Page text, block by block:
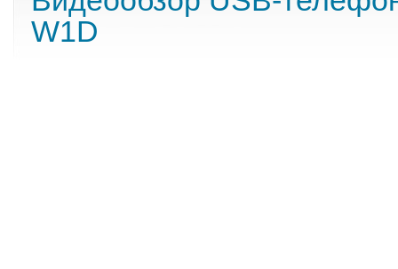
W1D